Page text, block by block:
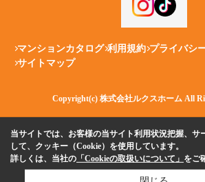
マンションカタログ 利用規約 プライバシ
サイトマップ
Copyright(c) 株式会社ルクスホーム All
当サイトでは、お客様の当サイト利用状況把握、サ
して、クッキー（Cookie）を使用しています。
詳しくは、当社の 「Cookieの取扱いについて」 をご